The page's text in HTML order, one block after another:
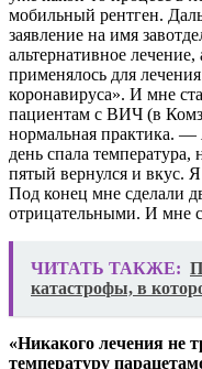
мобильный рентген.
заявление на имя
альтернативное
применялось для
коронавируса». И мне
пациентам с ВИЧ (в
нормальная практика. —
день спала температура,
пятый вернулся и вкус.
Под конец мне сделали
отрицательными. И мне
ЧИТАТЬ ТАКЖЕ:
катастрофы, в
«Никакого лечения не
температуру